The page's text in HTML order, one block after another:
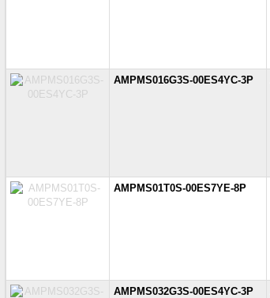
AMPMS016G3S-00ES4YC-3P
AMPMS01T0S-00ES7YE-8P
AMPMS032G3S-00ES4YC-3P